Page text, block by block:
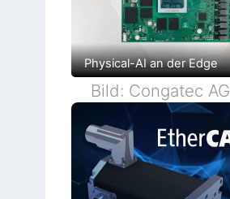
Physical-AI an der Edge
Bild: Congatec AG